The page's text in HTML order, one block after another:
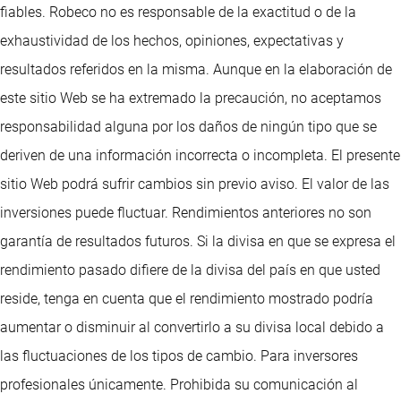
fiables. Robeco no es responsable de la exactitud o de la
exhaustividad de los hechos, opiniones, expectativas y
resultados referidos en la misma. Aunque en la elaboración de
este sitio Web se ha extremado la precaución, no aceptamos
responsabilidad alguna por los daños de ningún tipo que se
deriven de una información incorrecta o incompleta. El presente
sitio Web podrá sufrir cambios sin previo aviso. El valor de las
inversiones puede fluctuar. Rendimientos anteriores no son
garantía de resultados futuros. Si la divisa en que se expresa el
rendimiento pasado difiere de la divisa del país en que usted
reside, tenga en cuenta que el rendimiento mostrado podría
aumentar o disminuir al convertirlo a su divisa local debido a
las fluctuaciones de los tipos de cambio. Para inversores
profesionales únicamente. Prohibida su comunicación al